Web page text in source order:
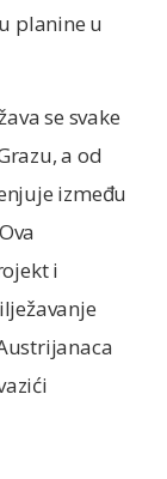
planine u
se svake
a od
između
i